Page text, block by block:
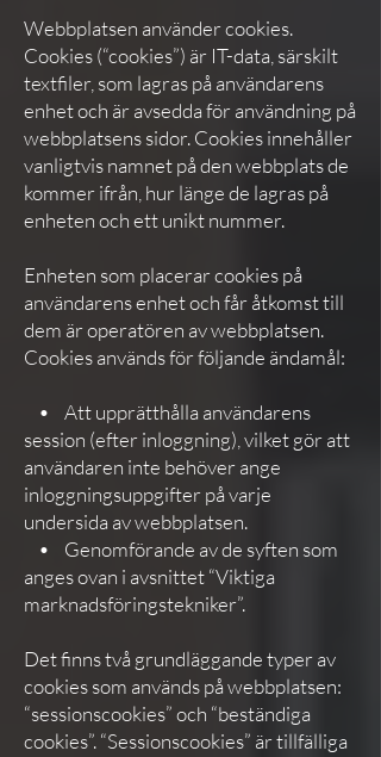
Webbplatsen använder cookies.
Cookies (“cookies”) är IT-data, särskilt
textfiler, som lagras på användarens
enhet och är avsedda för användning på
webbplatsens sidor. Cookies innehåller
vanligtvis namnet på den webbplats de
kommer ifrån, hur länge de lagras på
enheten och ett unikt nummer.
Enheten som placerar cookies på
användarens enhet och får åtkomst till
dem är operatören av webbplatsen.
Cookies används för följande ändamål:
• Att upprätthålla användarens
session (efter inloggning), vilket gör att
användaren inte behöver ange
inloggningsuppgifter på varje
undersida av webbplatsen.
• Genomförande av de syften som
anges ovan i avsnittet “Viktiga
marknadsföringstekniker”.
Det finns två grundläggande typer av
cookies som används på webbplatsen:
“sessionscookies” och “beständiga
cookies”. “Sessionscookies” är tillfälliga